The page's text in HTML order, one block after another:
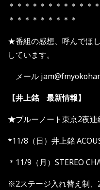
＊＊＊＊＊＊＊＊＊＊＊
＊＊＊＊＊＊＊＊＊
★番組の感想、呼んでほ
しています。
メール
【井上銘 最新情報】
★ブルーノート東京2夜連
*11/8（日）井上銘
＊11/9（月）STEREO
※2ステージ入れ替え制、